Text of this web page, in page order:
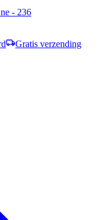
- 236
Gratis verzending